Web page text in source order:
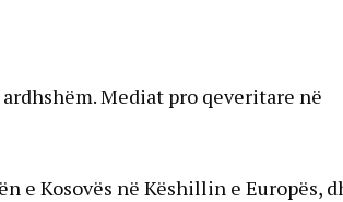
Mediat pro qeveritare në
e Kosovës në Këshillin e Europës,